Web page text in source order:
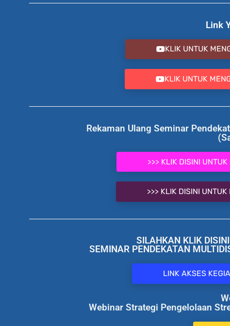
Link
KLIK UNTUK
KLIK UNTUK
Rekaman Ulang Seminar
>>> KLIK DISINI
>>> KLIK DISINI
SILAHKAN KLIK
SEMINAR PENDEKATAN
LINK AKSES
Webinar Strategi Pengelolaan